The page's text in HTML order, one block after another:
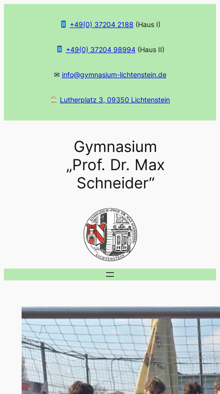
+49(0) 37204 2188 (Haus I)
+49(0) 37204 98994(Haus II)
✉ info@gymnasium-lichtenstein.de
Lutherplatz 3, 09350 Lichtenstein
Gymnasium
„Prof. Dr. Max
Schneider“